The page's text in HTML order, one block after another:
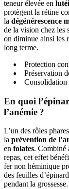
teneur élevée en
protègent la rétine
la dégénérescence
de la vision chez les
on diminue ainsi les
long terme.
Protection
Préservation
Consolidation
En quoi
l’anémie ?
L’un des rôles
la prévention de
en folates. Combiné
repas, cet effet
fer non héminique
des feuilles
pendant la grossesse.